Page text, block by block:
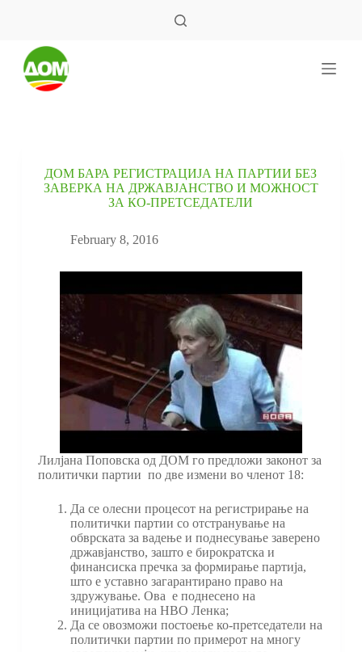
ДОМ БАРА РЕГИСТРАЦИЈА НА ПАРТИИ БЕЗ
ЗАВЕРКА НА ДРЖАВЈАНСТВО И МОЖНОСТ
ЗА КО-ПРЕТСЕДАТЕЛИ
February 8, 2016
Лилјана Поповска од ДОМ го предложи законот за
политички партии по две измени во членот 18:
Да се олесни процесот на регистрирање на
политички партии со отстранување на
обврската за вадење и поднесување заверено
државјанство, зашто е бирократска и
финансиска пречка за формирање партија,
што е уставно загарантирано право на
здружување. Ова е поднесено на
иницијатива на НВО Ленка;
Да се овозможи постоење ко-претседатели на
политички партии по примерот на многу